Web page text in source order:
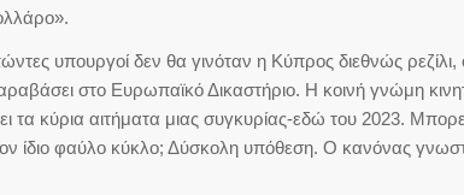
υπουργοί δεν θα γινόταν η Κύπρος διεθνώς ρεζίλι,
στο Ευρωπαϊκό Δικαστήριο. Η κοινή γνώμη
τα κύρια αιτήματα μιας συγκυρίας-εδώ του 2023.
ίδιο φαύλο κύκλο; Δύσκολη υπόθεση. Ο κανόνας